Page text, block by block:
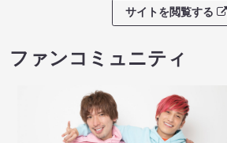
サイトを閲覧する
ファンコミュニティ